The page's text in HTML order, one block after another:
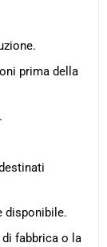
prima della
disponibile.
fabbrica o la